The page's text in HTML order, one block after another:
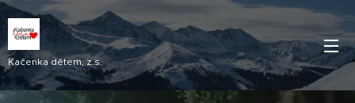
Kačenka dětem, z.s.